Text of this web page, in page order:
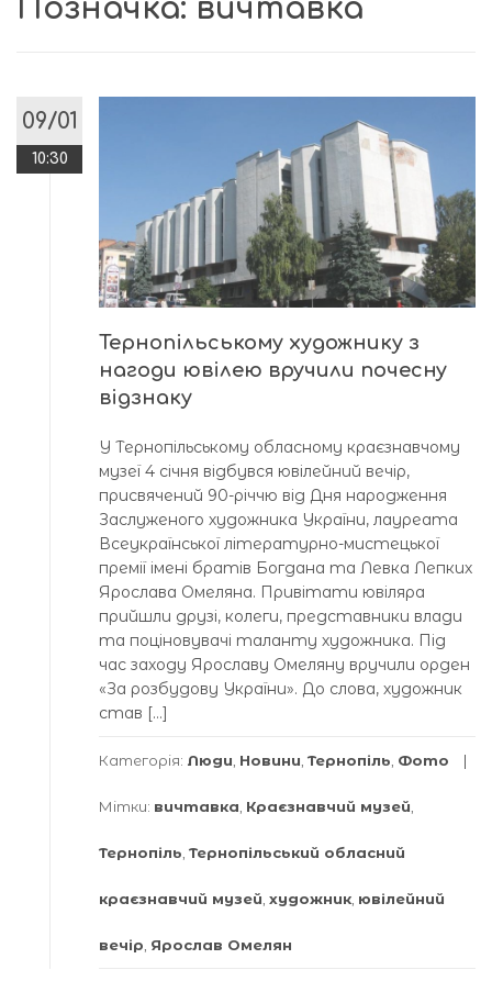
Позначка: вичтавка
09/01
10:30
Тернопільському художнику з
нагоди ювілею вручили почесну
відзнаку
У Тернопільському обласному краєзнавчому
музеї 4 січня відбувся ювілейний вечір,
присвячений 90-річчю від Дня народження
Заслуженого художника України, лауреата
Всеукраїнської літературно-мистецької
премії імені братів Богдана та Левка Лепких
Ярослава Омеляна. Привітати ювіляра
прийшли друзі, колеги, представники влади
та поціновувачі таланту художника. Під
час заходу Ярославу Омеляну вручили орден
«За розбудову України». До слова, художник
став […]
Категорія: Люди Новини Тернопіль Фото
Мітки: вичтавка Краєзнавчий музей
Тернопіль Тернопільський обласний
краєзнавчий музей художник ювілейний
вечір Ярослав Омелян